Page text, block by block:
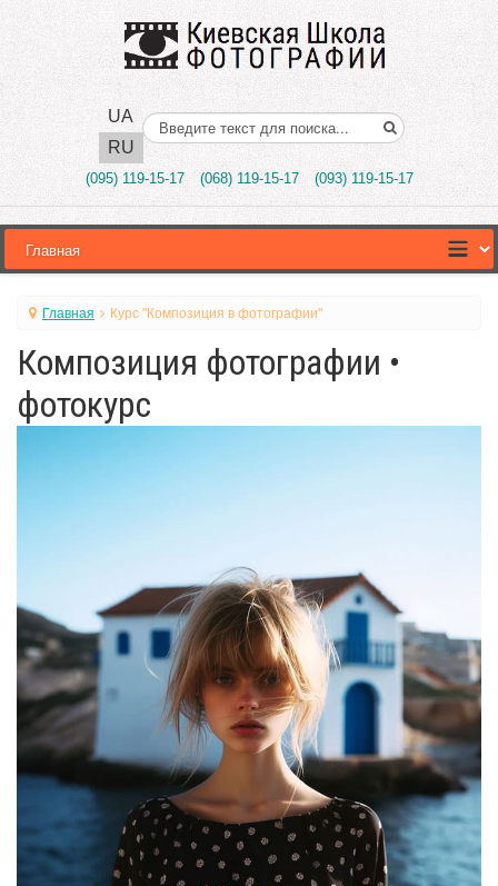
UA
RU
Поиск..
(095) 119-15-17 (068) 119-15-17 (093) 119-15-17
Главная Курс "Композиция в фотографии"
Композиция фотографии •
фотокурс